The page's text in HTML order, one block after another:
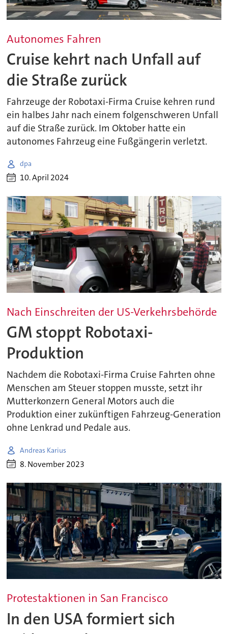
Autonomes Fahren
Cruise kehrt nach Unfall auf
die Straße zurück
Fahrzeuge der Robotaxi-Firma Cruise kehren rund
ein halbes Jahr nach einem folgenschweren Unfall
auf die Straße zurück. Im Oktober hatte ein
autonomes Fahrzeug eine Fußgängerin verletzt.
dpa
10. April 2024
Nach Einschreiten der US-Verkehrsbehörde
GM stoppt Robotaxi-
Produktion
Nachdem die Robotaxi-Firma Cruise Fahrten ohne
Menschen am Steuer stoppen musste, setzt ihr
Mutterkonzern General Motors auch die
Produktion einer zukünftigen Fahrzeug-Generation
ohne Lenkrad und Pedale aus.
Andreas Karius
8. November 2023
Protestaktionen in San Francisco
In den USA formiert sich